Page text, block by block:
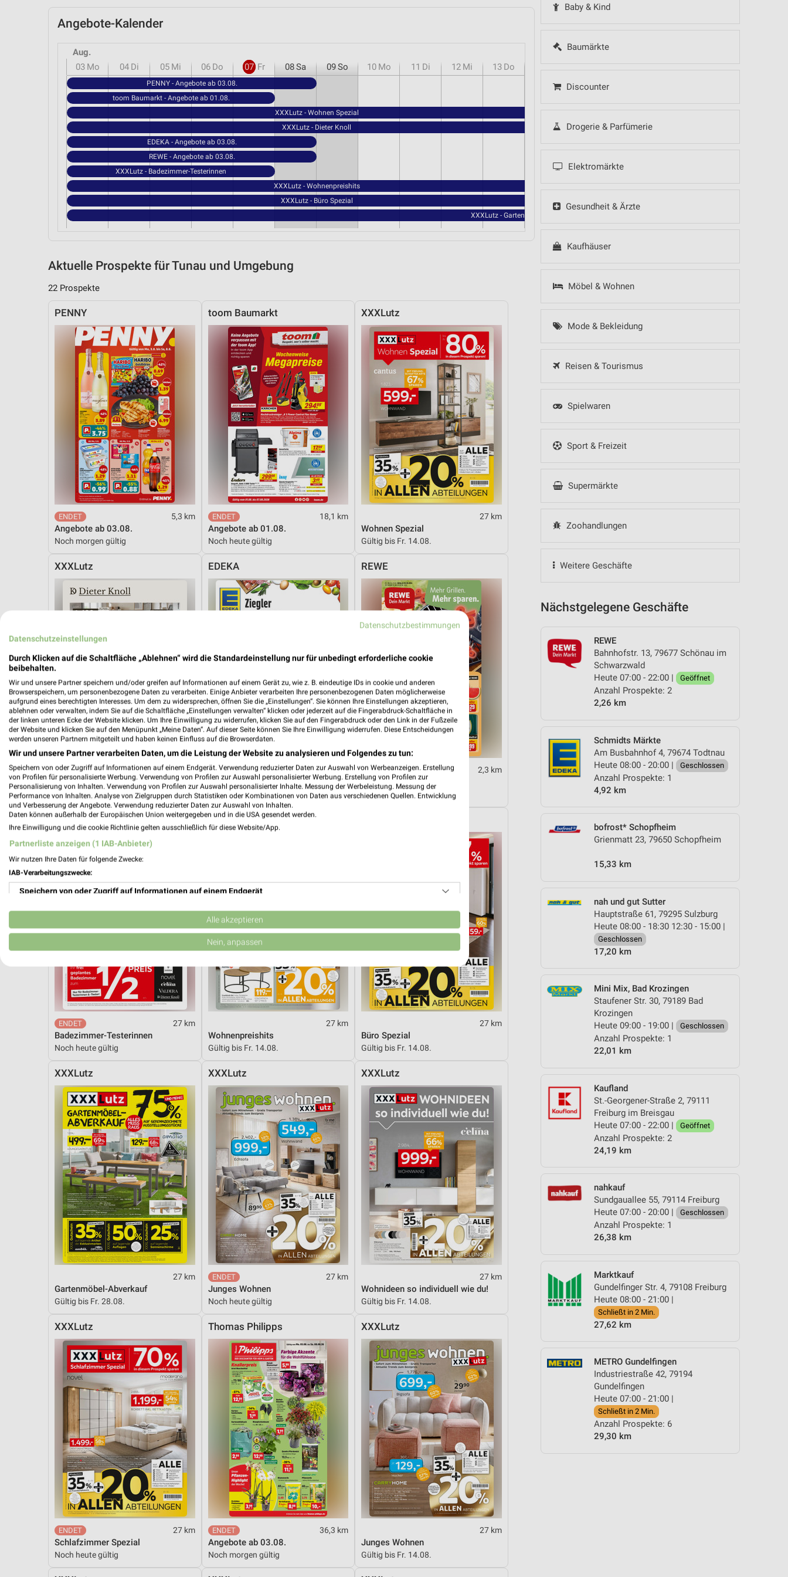
Baby & Kind
Baumärkte
Discounter
Drogerie & Parfümerie
Elektromärkte
Gesundheit & Ärzte
Kaufhäuser
Möbel & Wohnen
Mode & Bekleidung
Reisen & Tourismus
Spielwaren
Sport & Freizeit
Supermärkte
Zoohandlungen
Weitere Geschäfte
Nächstgelegene Geschäfte
REWE
Bahnhofstr. 13, 79677 Schönau im
Schwarzwald
Heute 07:00 - 22:00 |
Geöffnet
Anzahl Prospekte: 2
2,26 km
Schmidts Märkte
Am Busbahnhof 4, 79674 Todtnau
Heute 08:00 - 20:00 |
Geschlossen
Anzahl Prospekte: 1
4,92 km
bofrost* Schopfheim
Grienmatt 23, 79650 Schopfheim
15,33 km
nah und gut Sutter
Hauptstraße 61, 79295 Sulzburg
Heute 08:00 - 18:30 12:30 - 15:00 |
Geschlossen
17,20 km
Mini Mix, Bad Krozingen
Staufener Str. 30, 79189 Bad
Krozingen
Heute 09:00 - 19:00 |
Geschlossen
Anzahl Prospekte: 1
22,01 km
Kaufland
St.-Georgener-Straße 2, 79111
Freiburg im Breisgau
Heute 07:00 - 22:00 |
Geöffnet
Anzahl Prospekte: 2
24,19 km
nahkauf
Sundgauallee 55, 79114 Freiburg
Heute 07:00 - 20:00 |
Geschlossen
Anzahl Prospekte: 1
26,38 km
Marktkauf
Gundelfinger Str. 4, 79108 Freiburg
Heute 08:00 - 21:00 |
Schließt in 2 Min.
27,62 km
METRO Gundelfingen
Industriestraße 42, 79194
Gundelfingen
Heute 07:00 - 21:00 |
Schließt in 2 Min.
Anzahl Prospekte: 6
29,30 km
Angebote-Kalender
Aug.
03 Mo 04 Di 05 Mi 06 Do 07 Fr 08Sa 09So 10 Mo 11 Di 12 Mi 13 Do
PENNY - Angebote ab 03.08.
toom Baumarkt - Angebote ab 01.08.
XXXLutz - Wohnen Spezial
XXXLutz - Dieter Knoll
EDEKA - Angebote ab 03.08.
REWE - Angebote ab 03.08.
XXXLutz - Badezimmer-Testerinnen
XXXLutz - Wohnenpreishits
XXXLutz - Büro Spezial
XXXLutz - Gartenmöbel-Abverkauf
Aktuelle Prospekte für Tunau und Umgebung
22 Prospekte
PENNY
5,3 km
Angebote ab 03.08.
Noch morgen gültig
toom Baumarkt
18,1 km
Angebote ab 01.08.
Noch heute gültig
XXXLutz
27 km
Wohnen Spezial
Gültig bis Fr. 14.08.
XXXLutz
27 km
Dieter Knoll
Gültig bis Fr. 14.08.
EDEKA
24,4 km
Angebote ab 03.08.
Noch morgen gültig
REWE
2,3 km
Angebote ab 03.08.
Noch morgen gültig
XXXLutz
27 km
Badezimmer-Testerinnen
Noch heute gültig
XXXLutz
27 km
Wohnenpreishits
Gültig bis Fr. 14.08.
27 km
Büro Spezial
Gültig bis Fr. 14.08.
XXXLutz
27 km
Gartenmöbel-Abverkauf
Gültig bis Fr. 28.08.
XXXLutz
27 km
Junges Wohnen
Noch heute gültig
XXXLutz
27 km
Wohnideen so individuell wie du!
Gültig bis Fr. 14.08.
XXXLutz
27 km
Schlafzimmer Spezial
Noch heute gültig
Thomas Philipps
36,3 km
Angebote ab 03.08.
Noch morgen gültig
XXXLutz
27 km
Junges Wohnen
Gültig bis Fr. 14.08.
Datenschutzbestimmungen
Datenschutzeinstellungen
Durch Klicken auf die Schaltfläche „Ablehnen“ wird die Standardeinstellung nur für unbedingt erforderliche cookie
beibehalten.
Wir und unsere Partner speichern und/oder greifen auf Informationen auf einem Gerät zu, wie z. B. eindeutige IDs in cookie und anderen
Browserspeichern, um personenbezogene Daten zu verarbeiten. Einige Anbieter verarbeiten Ihre personenbezogenen Daten möglicherweise
aufgrund eines berechtigten Interesses. Um dem zu widersprechen, öffnen Sie die „Einstellungen“. Sie können Ihre Einstellungen akzeptieren,
ablehnen oder verwalten, indem Sie auf die Schaltfläche „Einstellungen verwalten“ klicken oder jederzeit auf die Fingerabdruck-Schaltfläche in
der linken unteren Ecke der Website klicken. Um Ihre Einwilligung zu widerrufen, klicken Sie auf den Fingerabdruck oder den Link in der Fußzeile
der Website und klicken Sie auf den Menüpunkt „Meine Daten“. Auf dieser Seite können Sie Ihre Einwilligung widerrufen. Diese Entscheidungen
werden unseren Partnern mitgeteilt und haben keinen Einfluss auf die Browserdaten.
Wir und unsere Partner verarbeiten Daten, um die Leistung der Website zu analysieren und Folgendes zu tun:
Speichern von oder Zugriff auf Informationen auf einem Endgerät. Verwendung reduzierter Daten zur Auswahl von Werbeanzeigen. Erstellung
von Profilen für personalisierte Werbung. Verwendung von Profilen zur Auswahl personalisierter Werbung. Erstellung von Profilen zur
Personalisierung von Inhalten. Verwendung von Profilen zur Auswahl personalisierter Inhalte. Messung der Werbeleistung. Messung der
Performance von Inhalten. Analyse von Zielgruppen durch Statistiken oder Kombinationen von Daten aus verschiedenen Quellen. Entwicklung
und Verbesserung der Angebote. Verwendung reduzierter Daten zur Auswahl von Inhalten.
Daten können außerhalb der Europäischen Union weitergegeben und in die USA gesendet werden.
Ihre Einwilligung und die cookie Richtlinie gelten ausschließlich für diese Website/App.
Partnerliste anzeigen (1 IAB-Anbieter)
Wir nutzen Ihre Daten für folgende Zwecke:
IAB-Verarbeitungszwecke:
Speichern von oder Zugriff auf Informationen auf einem Endgerät
Verwendung reduzierter Daten zur Auswahl von Werbeanzeigen
Erstellung von Profilen für personalisierte Werbung
Erstellung von Profilen zur Personalisierung von Inhalten
Verwendung von Profilen zur Auswahl personalisierter Inhalte
Messung der Werbeleistung
Analyse von Zielgruppen durch Statistiken oder Kombinationen von Daten aus verschiedenen
Entwicklung und Verbesserung der Angebote
Verwendung reduzierter Daten zur Auswahl von Inhalten
IAB-Besonderheiten:
Verwendung genauer Standortdaten
Geräte anhand von aktiv angeforderten Informationen identifizieren
Nicht-IAB-Verarbeitungszwecke:
Performance
Funktional
Alle akzeptieren
Nein, anpassen